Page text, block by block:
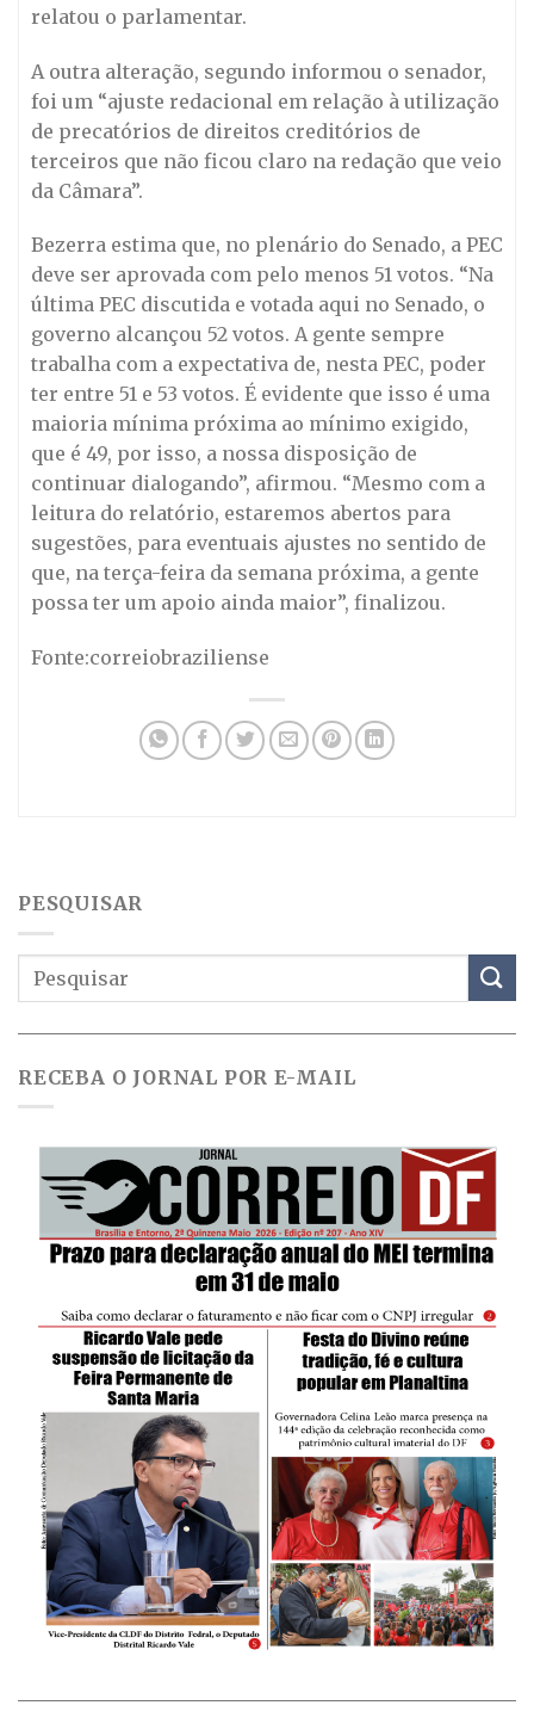
relatou o parlamentar.
A outra alteração, segundo informou o senador,
foi um “ajuste redacional em relação à utilização
de precatórios de direitos creditórios de
terceiros que não ficou claro na redação que veio
da Câmara”.
Bezerra estima que, no plenário do Senado, a PEC
deve ser aprovada com pelo menos 51 votos. “Na
última PEC discutida e votada aqui no Senado, o
governo alcançou 52 votos. A gente sempre
trabalha com a expectativa de, nesta PEC, poder
ter entre 51 e 53 votos. É evidente que isso é uma
maioria mínima próxima ao mínimo exigido,
que é 49, por isso, a nossa disposição de
continuar dialogando”, afirmou. “Mesmo com a
leitura do relatório, estaremos abertos para
sugestões, para eventuais ajustes no sentido de
que, na terça-feira da semana próxima, a gente
possa ter um apoio ainda maior”, finalizou.
Fonte:correiobraziliense
PESQUISAR
RECEBA O JORNAL POR E-MAIL